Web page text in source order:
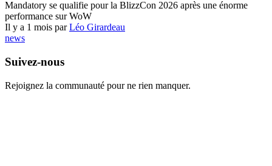
Mandatory se qualifie pour la BlizzCon 2026 après une énorme
performance sur WoW
Il y a 1 mois parLéo Girardeau
news
Suivez-nous
Rejoignez la communauté pour ne rien manquer.